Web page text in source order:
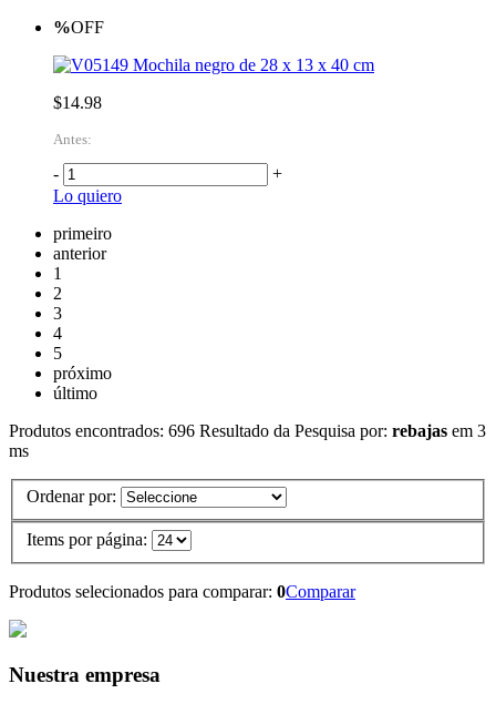
%OFF
Mochila negro de 28 x 13 x 40 cm
$14.98
Antes:
-
+
Lo quiero
primeiro
anterior
1
2
3
4
5
próximo
último
Produtos encontrados: 696 Resultado da Pesquisa por: rebajas em 3
ms
Ordenar por:
Items por página:
Produtos selecionados para comparar: 0Comparar
Nuestra empresa